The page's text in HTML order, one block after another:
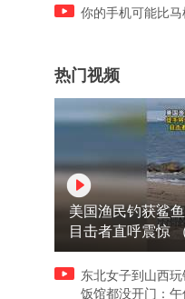
年度最佳“发现”你的手机可能比
热门视频
美国渔民钓获鲨
目击者直呼震惊
息）
东北女子到山西
饭馆都没开门：午